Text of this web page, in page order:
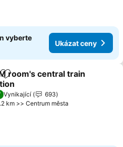
vyberte
Ukázat ceny
Přidat na seznam oblíbených
room's central train
ceny
Vynikající
693
km >> Centrum města